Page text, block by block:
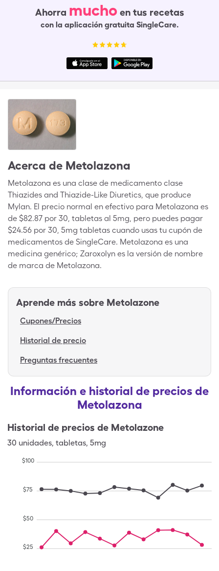
Ahorra mucho en tus recetas
con la aplicación gratuita SingleCare.
Acerca de Metolazona
Metolazona es una clase de medicamento clase
Thiazides and Thiazide-Like Diuretics, que produce
Mylan. El precio normal en efectivo para Metolazona es
de $82.87 por 30, tabletas al 5mg, pero puedes pagar
$24.56 por 30, 5mg tabletas cuando usas tu cupón de
medicamentos de SingleCare. Metolazona es una
medicina genérico; Zaroxolyn es la versión de nombre
de marca de Metolazona.
Aprende más sobre Metolazone
Cupones/Precios
Historial de precio
Preguntas frecuentes
Información e historial de precios de
Metolazona
Historial de precios de Metolazone
30 unidades, tabletas, 5mg
$25
$50
$75
$100